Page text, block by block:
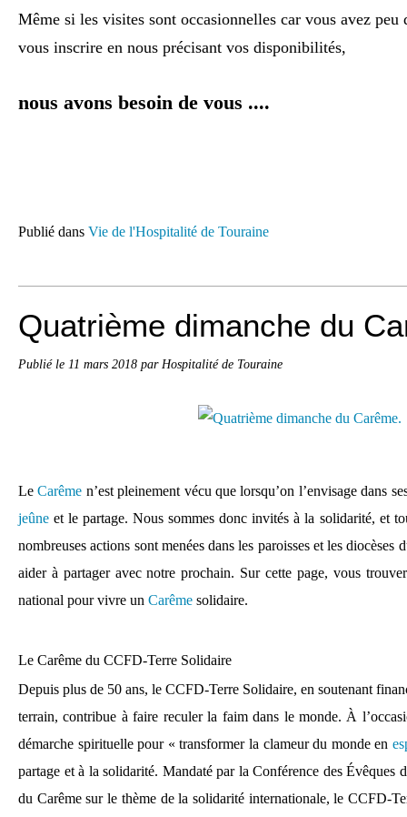
Même si les visites sont occasionnelles car vous avez peu
vous inscrire en nous précisant vos disponibilités,
nous avons besoin de vous ....
Publié dans Vie de l'Hospitalité de Touraine
Quatrième dimanche du
Publié le 11 mars 2018 par Hospitalité de Touraine
LeCarême n’est pleinement vécu que lorsqu’on l’envisage dans
jeûne et le partage. Nous sommes donc invités à la solidarité, et
nombreuses actions sont menées dans les paroisses et les diocèses
aider à partager avec notre prochain. Sur cette page, vous
national pour vivre un Carême solidaire.
Le Carême du CCFD-Terre Solidaire
Depuis plus de 50 ans, le CCFD-Terre Solidaire, en soutenant
terrain, contribue à faire reculer la faim dans le monde. À
démarche spirituelle pour « transformer la clameur du monde en
partage et à la solidarité. Mandaté par la Conférence des Évêques
du Carême sur le thème de la solidarité internationale, le CCFD-